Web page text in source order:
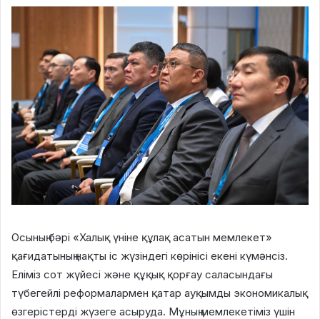
Осының бәрі «Халық үніне құлақ асатын мемлекет»
қағидатының нақты іс жүзіндегі көрінісі екені күмәнсіз.
Еліміз сот жүйесі және құқық қорғау саласындағы
түбегейлі реформалармен қатар ауқымды экономикалық
өзгерістерді жүзеге асыруда. Мұның мемлекетіміз үшін